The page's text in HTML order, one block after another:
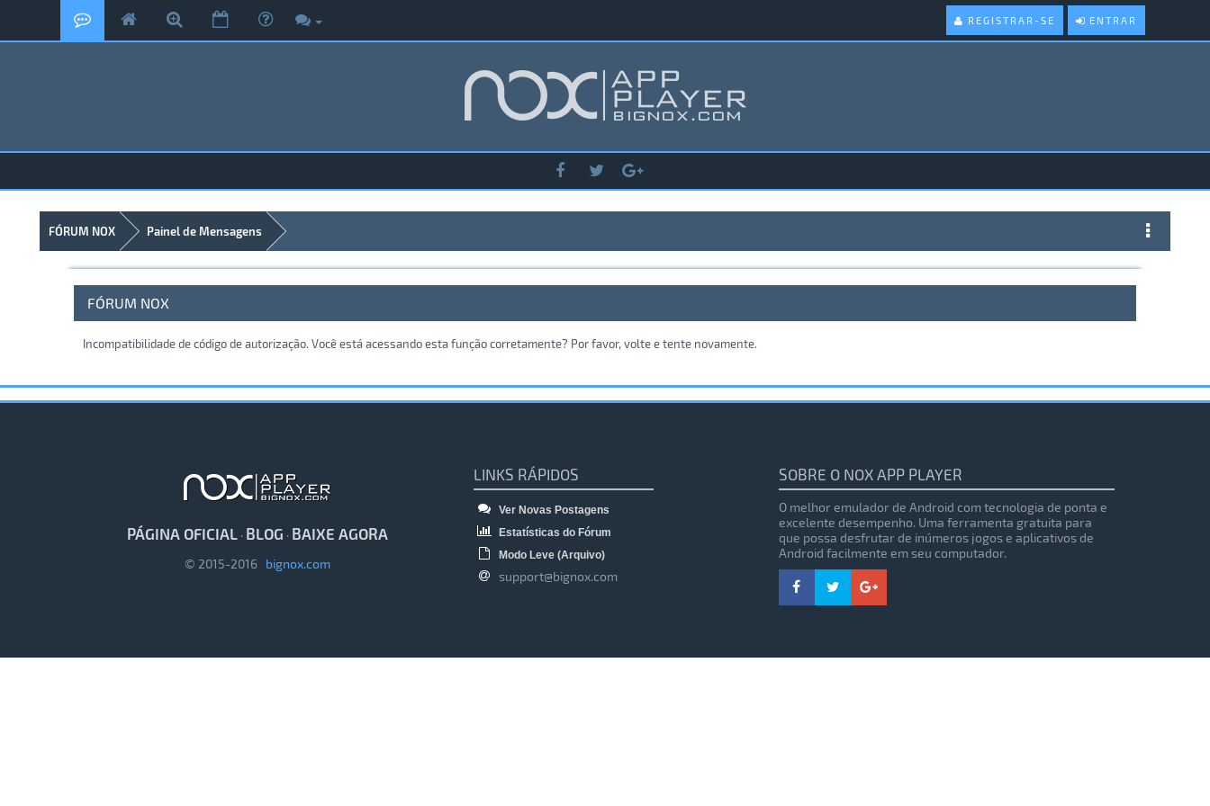
ENTRAR
REGISTRAR-SE
FÓRUM NOX Painel de Mensagens
FÓRUM NOX
Incompatibilidade de código de autorização. Você está acessando esta função corretamente? Por favor, volte e tente novamente.
PÁGINA OFICIAL · BLOG · BAIXE AGORA
© 2015-2016 bignox.com
LINKS RÁPIDOS
Ver Novas Postagens
Estatísticas do Fórum
Modo Leve (Arquivo)
support@bignox.com
SOBRE O NOX APP PLAYER
O melhor emulador de Android com tecnologia de ponta e
excelente desempenho. Uma ferramenta gratuita para
que possa desfrutar de inúmeros jogos e aplicativos de
Android facilmente em seu computador.